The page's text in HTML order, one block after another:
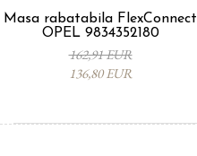
Masa rabatabila FlexConnect
OPEL 9834352180
162,91 EUR
136,80 EUR